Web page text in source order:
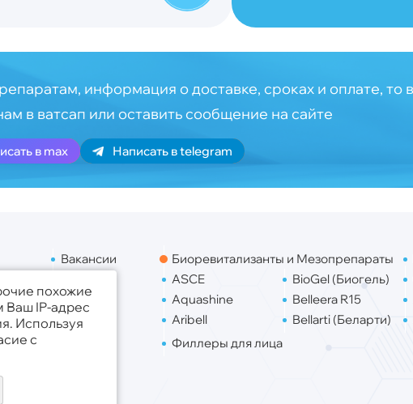
информация о доставке, сроках и оплате, то
в ватсап или оставить сообщение на сайте
в max Написать в telegram
Вакансии
Доставка
Биоревитализанты и Мезопрепараты
ASCE
Aquashine
Aribell
BioGel (Биогель)
Belleera R15
Bellarti (Беларти)
Филлеры для лица
похожие
Ваш IP-адрес
Используя
с